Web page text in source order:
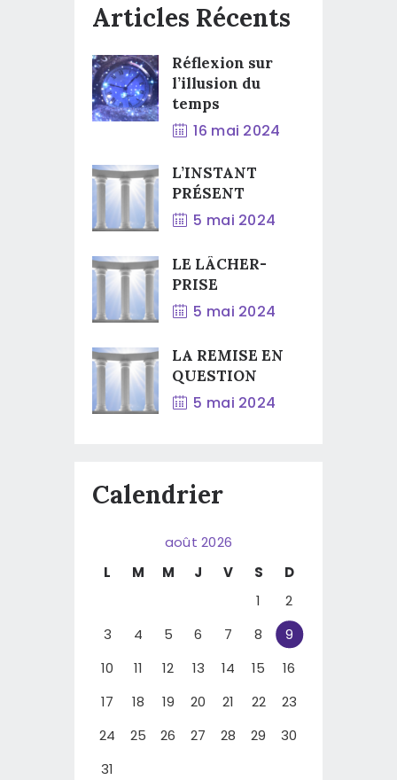
Articles Récents
Réflexion sur
l’illusion du
temps
16 mai 2024
L’INSTANT
PRÉSENT
5 mai 2024
LE LÂCHER-
PRISE
5 mai 2024
LA REMISE EN
QUESTION
5 mai 2024
Calendrier
août 2026
L
M M J V S
D
1
2
3
4 5 6 7 8
9
10
11 12 13 14 15
16
17
18 19 20 21 22
23
24
25 26 27 28 29
30
31